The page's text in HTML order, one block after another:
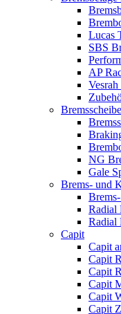
Lucas
SBS
AP
NG
Gale
Brems- und
Radial
Radial
Capit
Capit
Capit
Capit
Capit
Capit
Capit